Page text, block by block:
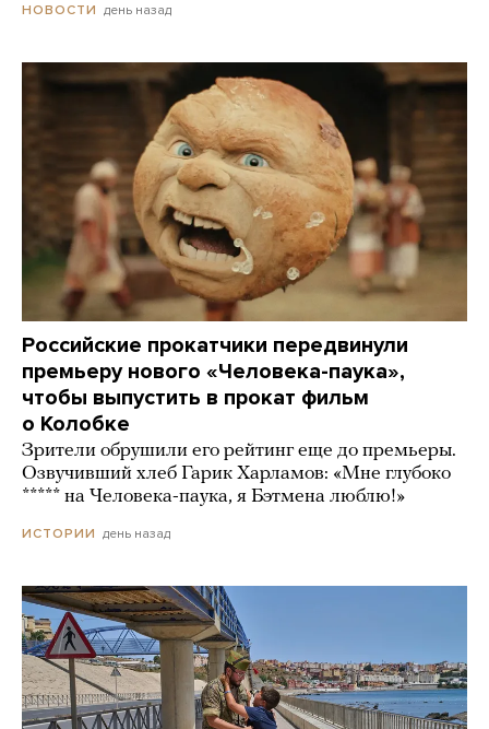
НОВОСТИ день назад
Российские прокатчики передвинули
премьеру нового «Человека-паука»,
чтобы выпустить в прокат фильм
о Колобке
Зрители обрушили его рейтинг еще до премьеры.
Озвучивший хлеб Гарик Харламов: «Мне глубоко
***** на Человека-паука, я Бэтмена люблю!»
ИСТОРИИ день назад